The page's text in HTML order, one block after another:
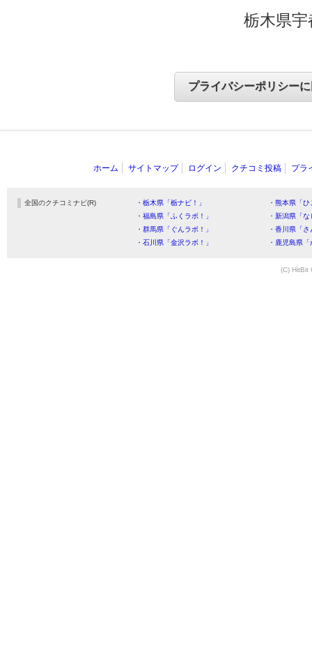
栃木県
ホーム サイトマップ ログイン クチコミ投稿 プラ
全国のクチコミナビ(R) ・栃木県「栃ナビ！」
・熊本県「
・福島県「ふくラボ！」
・新潟県「
・群馬県「ぐんラボ！」
・香川県「
・石川県「金沢ラボ！」
・鹿児島県
(C) HitBit